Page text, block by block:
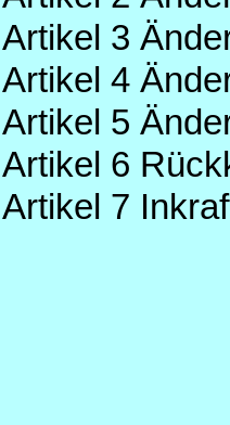
Artikel 3
Artikel 4
Artikel 5
Artikel 6
Artikel 7